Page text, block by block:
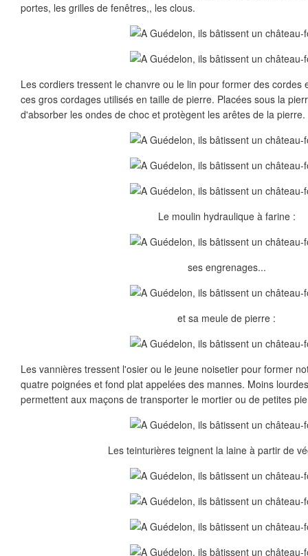
portes, les grilles de fenêtres,, les clous.
Les cordiers tressent le chanvre ou le lin pour former des cordes
ces gros cordages utilisés en taille de pierre. Placées sous la
d'absorber les ondes de choc et protègent les arêtes de la pierre.
Le moulin hydraulique à farine :
ses engrenages...
et sa meule de pierre :
Les vannières tressent l'osier ou le jeune noisetier pour former
quatre poignées et fond plat appelées des mannes. Moins
permettent aux maçons de transporter le mortier ou de petites
Les teinturières teignent la laine à partir de